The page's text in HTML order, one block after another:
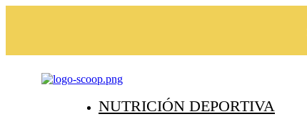
NUTRICIÓN DEPORTIVA